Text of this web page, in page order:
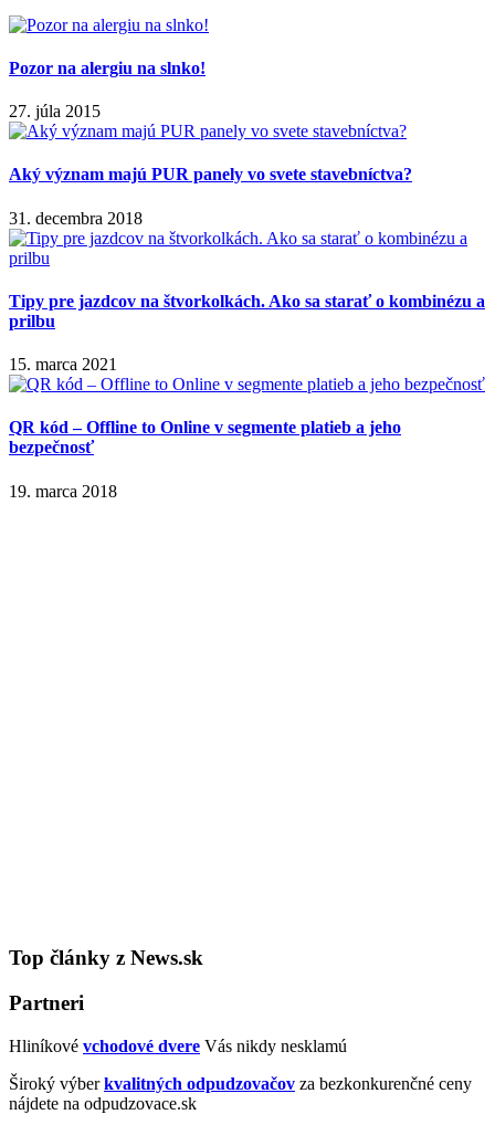
Pozor na alergiu na slnko!
27. júla 2015
Aký význam majú PUR panely vo svete stavebníctva?
31. decembra 2018
Tipy pre jazdcov na štvorkolkách. Ako sa starať o kombinézu a
prilbu
15. marca 2021
QR kód – Offline to Online v segmente platieb a jeho
bezpečnosť
19. marca 2018
Top články z News.sk
Partneri
Hliníkové vchodové dvere Vás nikdy nesklamú
Široký výberkvalitných odpudzovačov za bezkonkurenčné ceny
nájdete na odpudzovace.sk